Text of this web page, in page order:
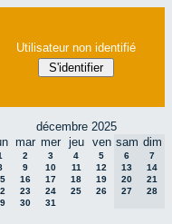
Utilisateur non identifié
décembre 2025
mar mer jeu ven sam dim
2 3 4 5 6
7
9 10 11 12 13
14
16 17 18 19 20
21
23 24 25 26 27
28
30 31